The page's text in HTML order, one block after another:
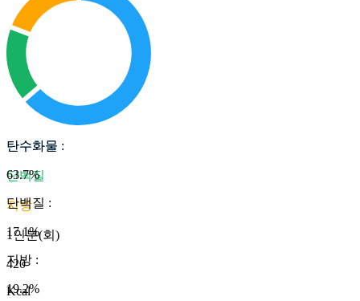
탄수화물
단백질
지방
1인분(회)
420
Kcal
탄수화물 :
63.7%
단백질 :
17.1%
지방 :
19.2%